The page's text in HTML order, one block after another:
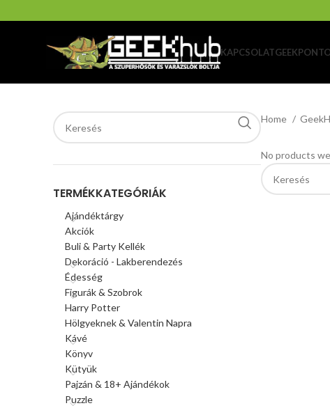
KAPCSOLAT
TERMÉKKATEGÓRIÁK
Ajándéktárgy
Akciók
Buli & Party Kellék
Dekoráció - Lakberendezés
Édesség
Figurák & Szobrok
Harry Potter
Hölgyeknek & Valentin Napra
Kávé
Könyv
Kütyük
Pajzán & 18+ Ajándékok
Puzzle
Home
No products